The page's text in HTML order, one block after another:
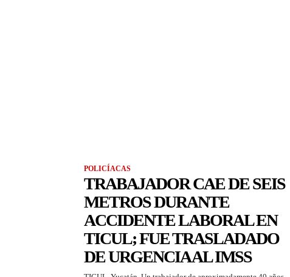
POLICÍACAS
TRABAJADOR CAE DE SEIS
METROS DURANTE
ACCIDENTE LABORAL EN
TICUL; FUE TRASLADADO
DE URGENCIA AL IMSS